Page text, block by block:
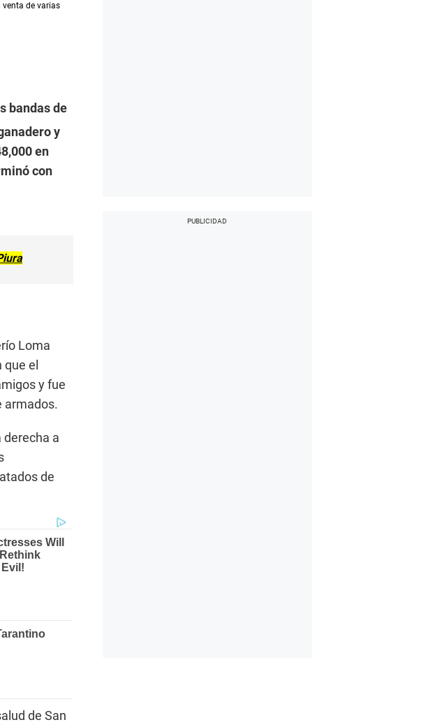
venta de varias
bandas de
y
en
con
Loma
el
y fue
armados.
derecha a
de
de San